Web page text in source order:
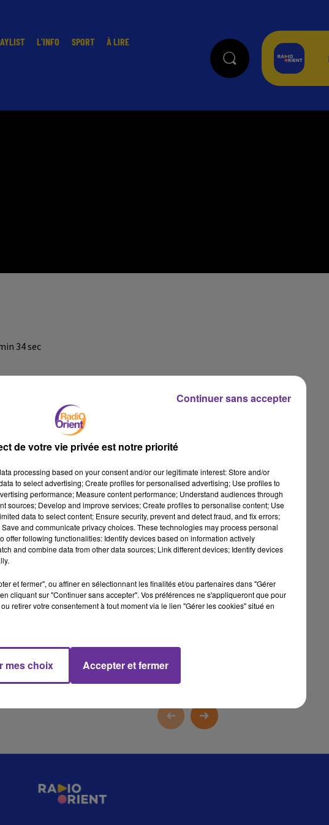
L'INFO SPORT À LIRE
34 sec
13 min 34 sec
de votre vie privée est notre priorité
processing based on your consent and/or our legitimate interest: Store and/or
to select advertising; Create profiles for personalised advertising; Use profiles to
performance; Measure content performance; Understand audiences through
sources; Develop and improve services; Create profiles to personalise content; Use
data to select content; Ensure security, prevent and detect fraud, and fix errors;
and communicate privacy choices. These technologies may process personal
offer following functionalities: Identify devices based on information actively
and combine data from other data sources; Link different devices; Identify devices
et fermer", ou affiner en sélectionnant les finalités et/ou partenaires dans "Gérer
cliquant sur "Continuer sans accepter". Vos préférences ne s'appliqueront que pour
retirer votre consentement à tout moment via le lien "Gérer les cookies" situé en
mes choix Accepter et fermer
Continuer sans accepter